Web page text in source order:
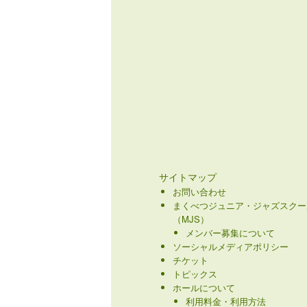
サイトマップ
お問い合わせ
まくべつジュニア・ジャズスク
（MJS）
メンバー募集について
ソーシャルメディアポリシー
チケット
トピックス
ホールについて
利用料金・利用方法